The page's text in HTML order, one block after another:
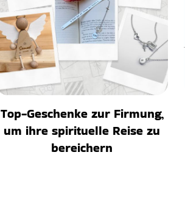
Top-Geschenke zur Firmung,
um ihre spirituelle Reise zu
bereichern